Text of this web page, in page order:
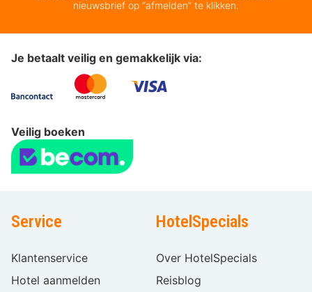
nieuwsbrief op “afmelden” te klikken.
Je betaalt veilig en gemakkelijk via:
Veilig boeken
Service
Klantenservice
Hotel aanmelden
HotelSpecials
Over HotelSpecials
Reisblog